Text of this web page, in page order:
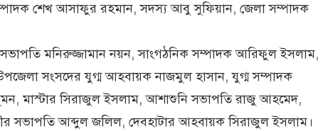
শেখ আসাফুর রহমান, সদস্য আবু সুফিয়ান, জেলা সম্পাদক
সভাপতি মনিরুজ্জামান নয়ন, সাংগঠনিক সম্পাদক আরিফুল ইসলাম,
সংসদের যুগ্ম আহবায়ক নাজমুল হাসান, যুগ্ম সম্পাদক
মাস্টার সিরাজুল ইসলাম, আশাশুনি সভাপতি রাজু আহমেদ,
সভাপতি আব্দুল জলিল, দেবহাটার আহবায়ক সিরাজুল ইসলাম।